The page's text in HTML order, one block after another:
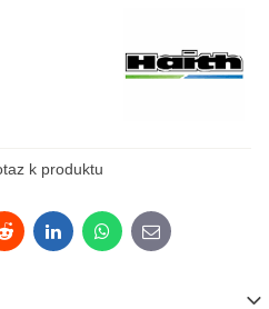
k produktu
RedditLinkedInWhatsApp
E-mail